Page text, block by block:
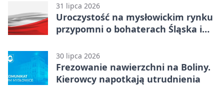
31 lipca 2026
Uroczystość na mysłowickim rynku
przypomni o bohaterach Śląska i
30 lipca 2026
Frezowanie nawierzchni na Boliny.
Kierowcy napotkają utrudnienia